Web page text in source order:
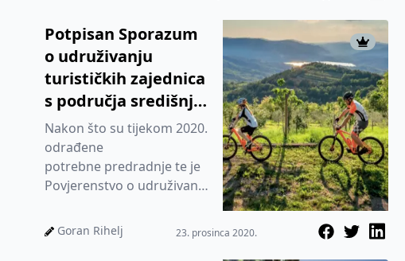
Potpisan Sporazum
o udruživanju
turističkih zajednica
s područja središnje
Istre pod nazivom
„Autentična Istra“
Nakon što su tijekom 2020.
odrađene
potrebne predradnje te je
Povjerenstvo o udruživanju
Ministarstva turizma i
sporta dalo sug...
Goran Rihelj 23. prosinca 2020.